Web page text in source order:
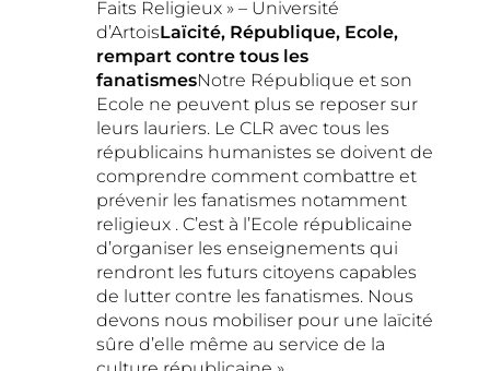
Faits Religieux » – Université
d’ArtoisLaïcité, République, Ecole,
rempart contre tous les
fanatismesNotre République et son
Ecole ne peuvent plus se reposer sur
leurs lauriers. Le CLR avec tous les
républicains humanistes se doivent de
comprendre comment combattre et
prévenir les fanatismes notamment
religieux . C’est à l’Ecole républicaine
d’organiser les enseignements qui
rendront les futurs citoyens capables
de lutter contre les fanatismes. Nous
devons nous mobiliser pour une laïcité
sûre d’elle même au service de la